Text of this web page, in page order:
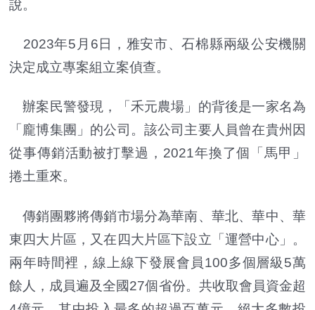
說。
2023年5月6日，雅安市、石棉縣兩級公安機關
決定成立專案組立案偵查。
辦案民警發現，「禾元農場」的背後是一家名為
「龐博集團」的公司。該公司主要人員曾在貴州因
從事傳銷活動被打擊過，2021年換了個「馬甲」
捲土重來。
傳銷團夥將傳銷市場分為華南、華北、華中、華
東四大片區，又在四大片區下設立「運營中心」。
兩年時間裡，線上線下發展會員100多個層級5萬
餘人，成員遍及全國27個省份。共收取會員資金超